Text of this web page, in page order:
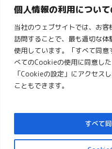
個人情報の利用につい
当社のウェブサイトでは、お
訪問することで、最も適切な
使用しています。「すべて同
べてのCookieの使用に同意した
「Cookieの設定」にアクセス
こともできます。
すべて
時短営業：
※毎月営業カレンダー
定休日.水曜日
ゆめタウン倉敷店
〒710-0834
岡山県倉敷市笹沖
営業時間